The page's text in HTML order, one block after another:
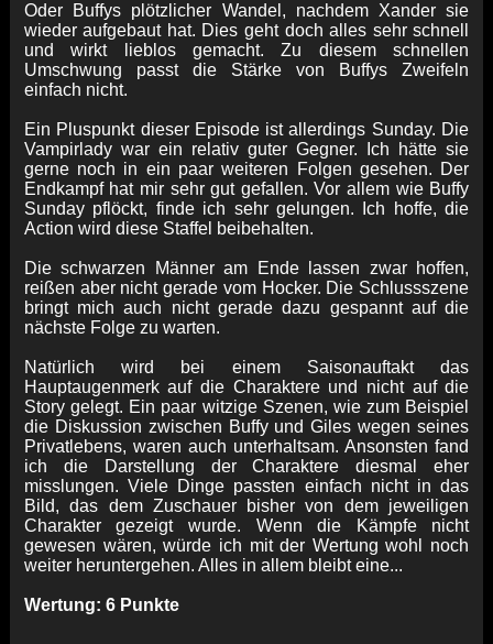
Oder Buffys plötzlicher Wandel, nachdem Xander sie
wieder aufgebaut hat. Dies geht doch alles sehr schnell
und wirkt lieblos gemacht. Zu diesem schnellen
Umschwung passt die Stärke von Buffys Zweifeln
einfach nicht.
Ein Pluspunkt dieser Episode ist allerdings Sunday. Die
Vampirlady war ein relativ guter Gegner. Ich hätte sie
gerne noch in ein paar weiteren Folgen gesehen. Der
Endkampf hat mir sehr gut gefallen. Vor allem wie Buffy
Sunday pflöckt, finde ich sehr gelungen. Ich hoffe, die
Action wird diese Staffel beibehalten.
Die schwarzen Männer am Ende lassen zwar hoffen,
reißen aber nicht gerade vom Hocker. Die Schlussszene
bringt mich auch nicht gerade dazu gespannt auf die
nächste Folge zu warten.
Natürlich wird bei einem Saisonauftakt das
Hauptaugenmerk auf die Charaktere und nicht auf die
Story gelegt. Ein paar witzige Szenen, wie zum Beispiel
die Diskussion zwischen Buffy und Giles wegen seines
Privatlebens, waren auch unterhaltsam. Ansonsten fand
ich die Darstellung der Charaktere diesmal eher
misslungen. Viele Dinge passten einfach nicht in das
Bild, das dem Zuschauer bisher von dem jeweiligen
Charakter gezeigt wurde. Wenn die Kämpfe nicht
gewesen wären, würde ich mit der Wertung wohl noch
weiter heruntergehen. Alles in allem bleibt eine...
Wertung: 6 Punkte